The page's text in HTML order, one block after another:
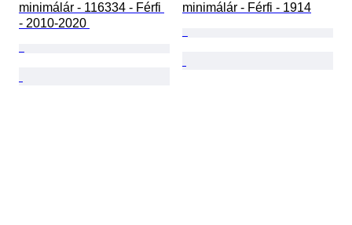
minimálár - 116334 - Férfi
- 2010-2020
minimálár - Férfi - 1914